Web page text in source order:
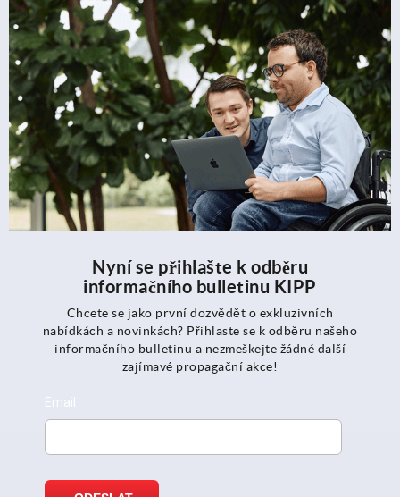
Nyní se přihlašte k odběru
informačního bulletinu KIPP
Chcete se jako první dozvědět o exkluzivních
nabídkách a novinkách? Přihlaste se k odběru našeho
informačního bulletinu a nezmeškejte žádné další
zajímavé propagační akce!